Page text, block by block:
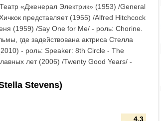
«Дженерал Электрик» (1953) /General
представляет (1955) /Alfred Hitchcock
(1959) /Say One for Me/ - роль: Chorine.
где задействована актриса Стелла
- роль: Speaker: 8th Circle - The
лет (2006) /Twenty Good Years/ -
Stevens)
4.3